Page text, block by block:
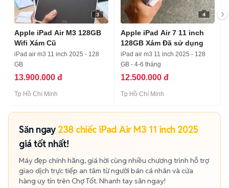
3
Apple iPad Air M3 128GB
Wifi Xám Cũ
iPad air m3 11 inch 2025 - 128
GB
13.900.000 đ
Tp Hồ Chí Minh
4
Apple iPad Air 7 11 inch
128GB Xám Đã sử dụng
iPad air m3 11 inch 2025 - 128
GB - 4-6 tháng
12.500.000 đ
Tp Hồ Chí Minh
Săn ngay 238 chiếc iPad Air M3 11 inch 2025
giá tốt nhất!
Máy đẹp chính hãng, giá hời cùng nhiều chương trình hỗ trợ
giao dịch trực tiếp an tâm từ người bán cá nhân và cửa
hàng uy tín trên Chợ Tốt. Nhanh tay săn ngay!